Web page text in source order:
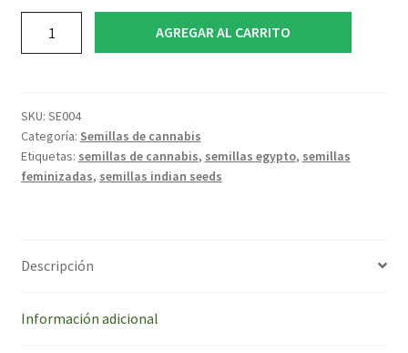
Egypto
Indian
Seeds
Semillas
Cannabis
AGREGAR AL CARRITO
SKU: SE004
Categoría: Semillas de cannabis
Etiquetas: semillas de cannabis, semillas egypto, semillas
feminizadas, semillas indian seeds
Descripción
Información adicional